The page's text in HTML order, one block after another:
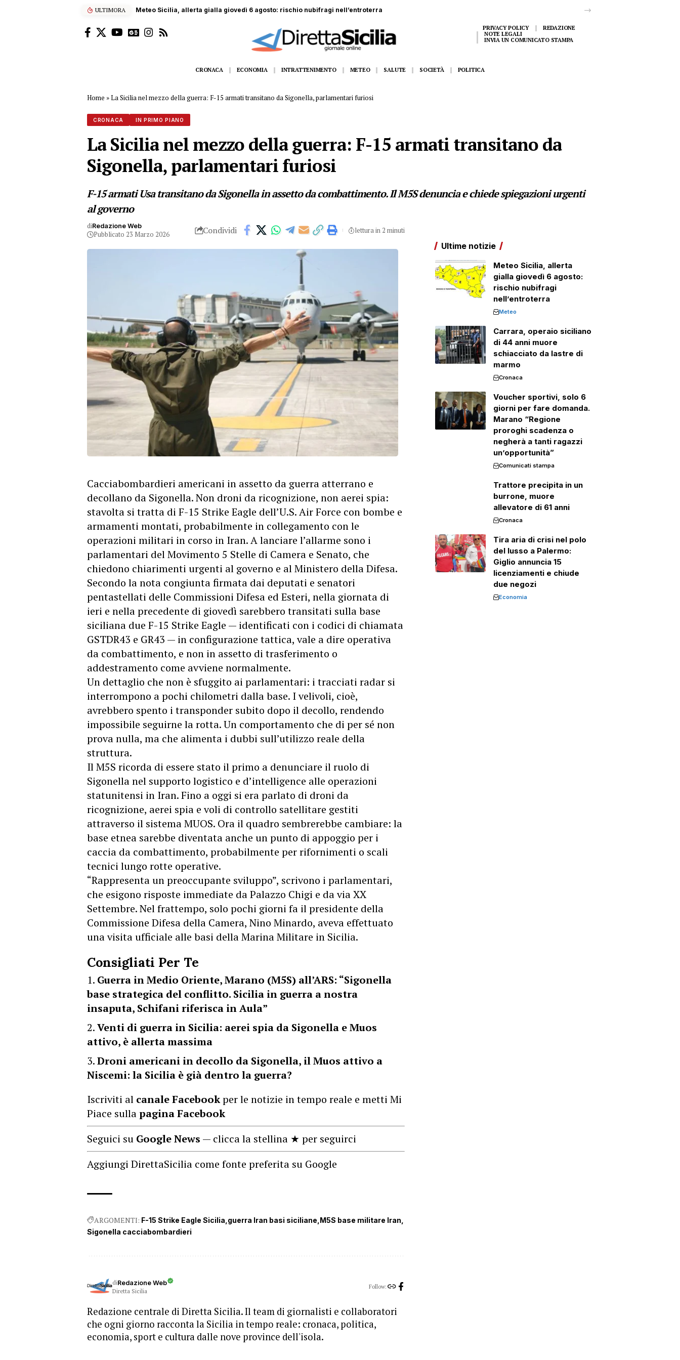
ULTIMORA Meteo Sicilia, allerta gialla giovedì 6 agosto: rischio nubifragi nell’entroterra
PRIVACY POLICY
REDAZIONE
NOTE LEGALI
INVIA UN COMUNICATO STAMPA
CRONACA ECONOMIA INTRATTENIMENTO METEO SALUTE SOCIETÀ POLITICA
Home »La Sicilia nel mezzo della guerra: F-15 armati transitano da Sigonella, parlamentari furiosi
CRONACA IN PRIMO PIANO
La Sicilia nel mezzo della guerra: F-15 armati transitano da
Sigonella, parlamentari furiosi
F-15 armati Usa transitano da Sigonella in assetto da combattimento. Il M5S denuncia e chiede spiegazioni urgenti
al governo
diRedazione Web
Pubblicato 23 Marzo 2026 Condividi lettura in 2 minuti
Cacciabombardieri americani in assetto da guerra atterrano e
decollano da Sigonella. Non droni da ricognizione, non aerei spia:
stavolta si tratta di F-15 Strike Eagle dell’U.S. Air Force con bombe e
armamenti montati, probabilmente in collegamento con le
operazioni militari in corso in Iran. A lanciare l’allarme sono i
parlamentari del Movimento 5 Stelle di Camera e Senato, che
chiedono chiarimenti urgenti al governo e al Ministero della Difesa.
Secondo la nota congiunta firmata dai deputati e senatori
pentastellati delle Commissioni Difesa ed Esteri, nella giornata di
ieri e nella precedente di giovedì sarebbero transitati sulla base
siciliana due F-15 Strike Eagle — identificati con i codici di chiamata
GSTDR43 e GR43 — in configurazione tattica, vale a dire operativa
da combattimento, e non in assetto di trasferimento o
addestramento come avviene normalmente.
Un dettaglio che non è sfuggito ai parlamentari: i tracciati radar si
interrompono a pochi chilometri dalla base. I velivoli, cioè,
avrebbero spento i transponder subito dopo il decollo, rendendo
impossibile seguirne la rotta. Un comportamento che di per sé non
prova nulla, ma che alimenta i dubbi sull’utilizzo reale della
struttura.
Il M5S ricorda di essere stato il primo a denunciare il ruolo di
Sigonella nel supporto logistico e d’intelligence alle operazioni
statunitensi in Iran. Fino a oggi si era parlato di droni da
ricognizione, aerei spia e voli di controllo satellitare gestiti
attraverso il sistema MUOS. Ora il quadro sembrerebbe cambiare: la
base etnea sarebbe diventata anche un punto di appoggio per i
caccia da combattimento, probabilmente per rifornimenti o scali
tecnici lungo rotte operative.
“Rappresenta un preoccupante sviluppo”, scrivono i parlamentari,
che esigono risposte immediate da Palazzo Chigi e da via XX
Settembre. Nel frattempo, solo pochi giorni fa il presidente della
Commissione Difesa della Camera, Nino Minardo, aveva effettuato
una visita ufficiale alle basi della Marina Militare in Sicilia.
Consigliati Per Te
Guerra in Medio Oriente, Marano (M5S) all’ARS: “Sigonella
base strategica del conflitto. Sicilia in guerra a nostra
insaputa, Schifani riferisca in Aula”
Venti di guerra in Sicilia: aerei spia da Sigonella e Muos
attivo, è allerta massima
Droni americani in decollo da Sigonella, il Muos attivo a
Niscemi: la Sicilia è già dentro la guerra?
Iscriviti al canale Facebookper le notizie in tempo reale e metti Mi
Piace sullapagina Facebook
Seguici su Google News — clicca la stellina ★ per seguirci
Aggiungi DirettaSicilia come fonte preferita su Google
ARGOMENTI: F-15 Strike Eagle Sicilia guerra Iran basi siciliane M5S base militare Iran
Sigonella cacciabombardieri
diRedazione Web
Diretta Sicilia
Follow:
Redazione centrale di Diretta Sicilia. Il team di giornalisti e collaboratori
che ogni giorno racconta la Sicilia in tempo reale: cronaca, politica,
economia, sport e cultura dalle nove province dell'isola.
Ultime notizie
Meteo Sicilia, allerta
gialla giovedì 6 agosto:
rischio nubifragi
nell’entroterra
Meteo
Carrara, operaio siciliano
di 44 anni muore
schiacciato da lastre di
marmo
Cronaca
Voucher sportivi, solo 6
giorni per fare domanda.
Marano “Regione
proroghi scadenza o
negherà a tanti ragazzi
un’opportunità”
Comunicati stampa
Trattore precipita in un
burrone, muore
allevatore di 61 anni
Cronaca
Tira aria di crisi nel polo
del lusso a Palermo:
Giglio annuncia 15
licenziamenti e chiude
due negozi
Economia